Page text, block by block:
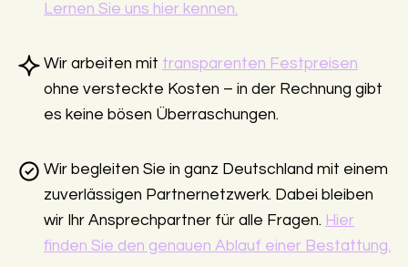
Lernen Sie uns hier kennen.
Wir arbeiten mit transparenten Festpreisen
ohne versteckte Kosten – in der Rechnung gibt
es keine bösen Überraschungen.
Wir begleiten Sie in ganz Deutschland mit einem
zuverlässigen Partnernetzwerk. Dabei bleiben
wir Ihr Ansprechpartner für alle Fragen. Hier
finden Sie den genauen Ablauf einer Bestattung.